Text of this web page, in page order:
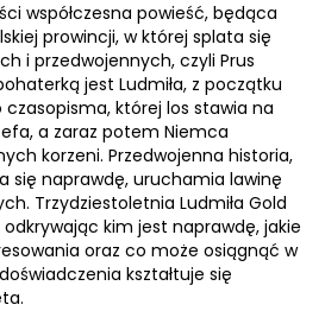
współczesna powieść, będąca
prowincji, w której splata się
i przedwojennych, czyli Prus
jest Ludmiła, z początku
której los stawia na
a zaraz potem Niemca
korzeni. Przedwojenna historia,
się naprawdę, uruchamia lawinę
Trzydziestoletnia Ludmiła Gold
kim jest naprawdę, jakie
oraz co może osiągnąć w
kształtuje się